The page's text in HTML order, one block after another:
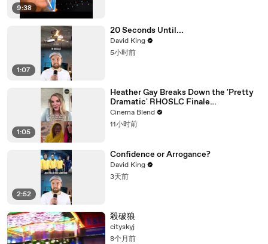
9:38
1:07
20 Seconds Until...
David King
5小时前
1:05
Heather Gay Breaks Down the 'Pretty
Dramatic' RHOSLC Finale
Performance
Cinema Blend
11小时前
2:52
Confidence or Arrogance?
David King
3天前
殺破狼
cityskyj
8个月前